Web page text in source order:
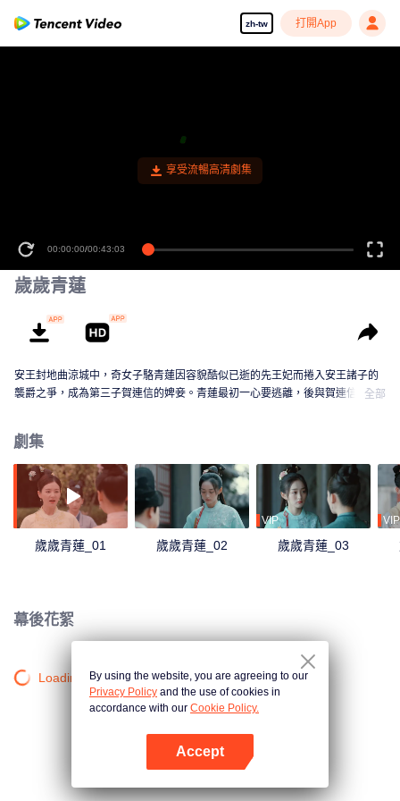
zh-tw 打開App
享受流暢高清劇集
00:00:00/00:43:03
歲歲青蓮
安王封地曲涼城中，奇女子駱青蓮因容貌酷似已逝的先王妃而捲入安王諸子的
襲爵之爭，成為第三子賀連信的婢妾。青蓮最初一心要逃離，後與賀連信歷經
全部
劇集
歲歲青蓮_01 歲歲青蓮_02
VIP
歲歲青蓮_03
VIP
幕後花絮
Loading…By using the website, you are agreeing to our
Privacy Policy and the use of cookies in
accordance with our Cookie Policy.
Accept